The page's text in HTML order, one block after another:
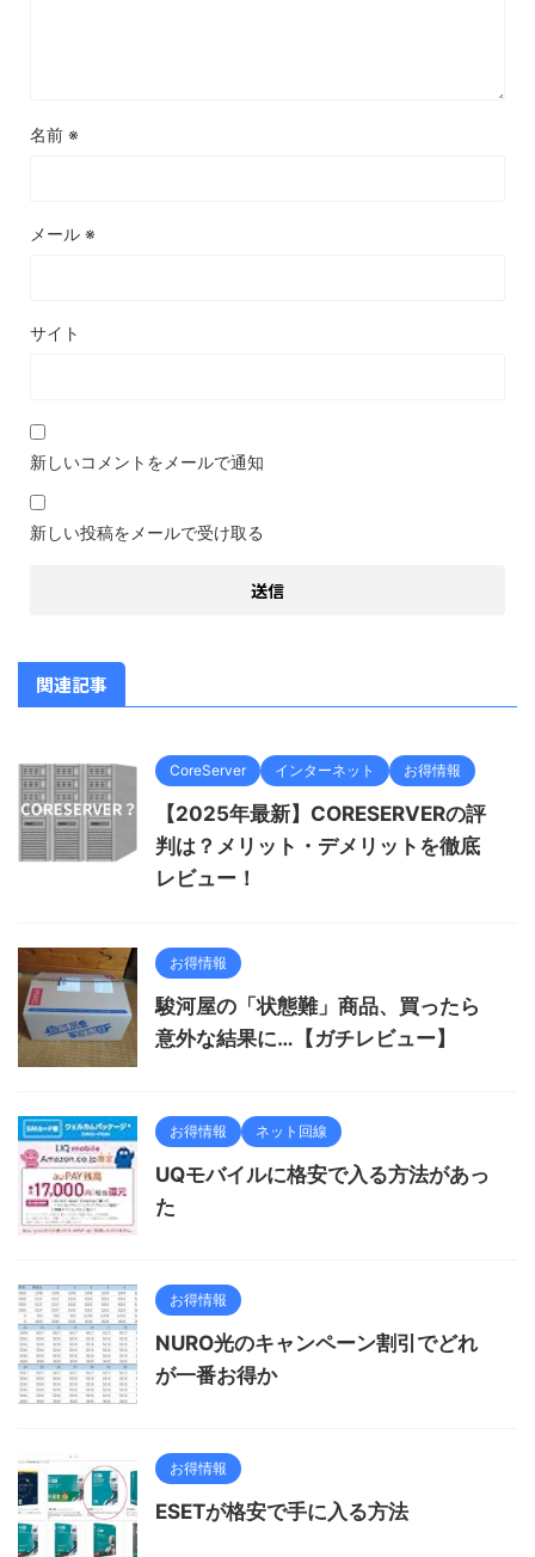
名前 ※
メール ※
サイト
新しいコメントをメールで通知
新しい投稿をメールで受け取る
関連記事
CoreServer インターネット お得情報
【2025年最新】CORESERVERの評
判は？メリット・デメリットを徹底
レビュー！
お得情報
駿河屋の「状態難」商品、買ったら
意外な結果に…【ガチレビュー】
お得情報 ネット回線
UQモバイルに格安で入る方法があっ
た
お得情報
NURO光のキャンペーン割引でどれ
が一番お得か
お得情報
ESETが格安で手に入る方法